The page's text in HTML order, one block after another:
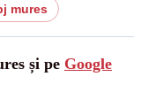
mures
și pe Google